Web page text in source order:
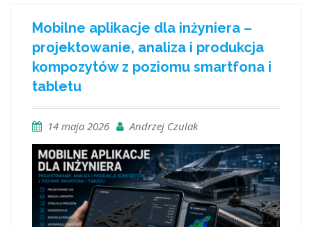
Mobilne aplikacje dla inżyniera –
projektowanie, analiza i produkcja
kompozytów z poziomu smartfona i
tabletu
14 maja 2026 Andrzej Czulak